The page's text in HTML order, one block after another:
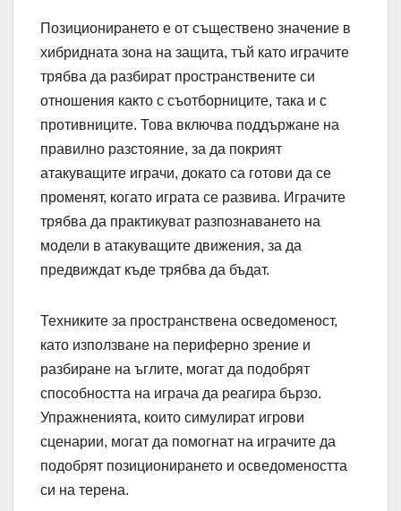
Позиционирането е от съществено значение в
хибридната зона на защита, тъй като играчите
трябва да разбират пространствените си
отношения както с съотборниците, така и с
противниците. Това включва поддържане на
правилно разстояние, за да покрият
атакуващите играчи, докато са готови да се
променят, когато играта се развива. Играчите
трябва да практикуват разпознаването на
модели в атакуващите движения, за да
предвиждат къде трябва да бъдат.
Техниките за пространствена осведоменост,
като използване на периферно зрение и
разбиране на ъглите, могат да подобрят
способността на играча да реагира бързо.
Упражненията, които симулират игрови
сценарии, могат да помогнат на играчите да
подобрят позиционирането и осведомеността
си на терена.